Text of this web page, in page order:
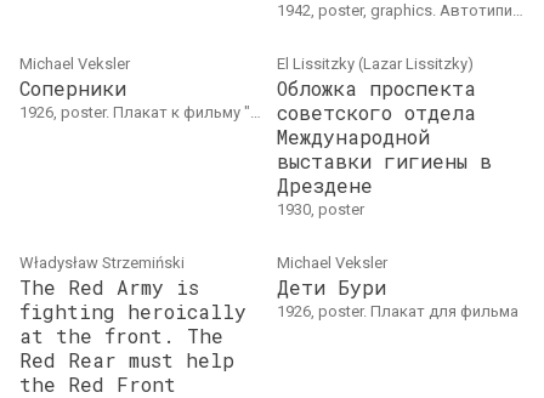
1942, poster, graphics. Автотипия, 90 x 60
Michael Veksler
Соперники
1926, poster. Плакат к фильму "Соперники". Производство "Ленинградкино" / "Севзапкино", хромолитография
El Lissitzky (Lazar Lissitzky)
Обложка проспекта
советского отдела
Международной
выставки гигиены в
Дрездене
1930, poster
Władysław Strzemiński
The Red Army is
fighting heroically
at the front. The
Red Rear must help
the Red Front
Michael Veksler
Дети Бури
1926, poster. Плакат для фильма